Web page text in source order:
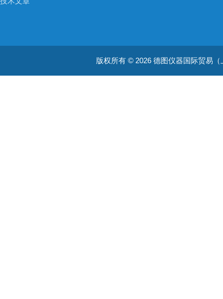
版权所有 © 2026 德图仪器国际贸易